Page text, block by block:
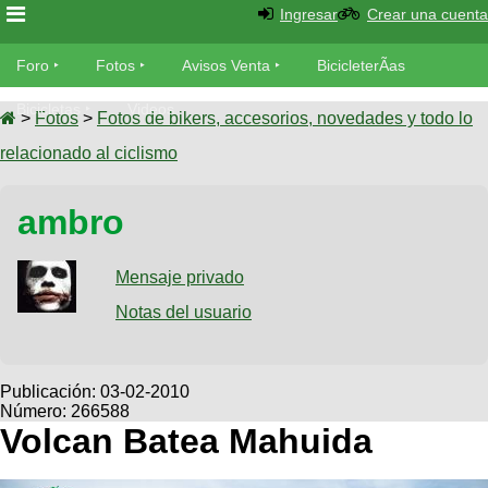
Foro
Foro
TÃ©cnica
Fotos
tu foto
Galeria
XC
Viajes
Descenso
SUBÃ
tu
Buscar
Ultimos
Fotos
BicicleterÃ­
as
Bicicletas
Tandem
Videos
Cicloturismo
Ingresar Crear una cuenta
Foro Fotos Avisos Venta BicicleterÃ­as
Bicicletas Videos
> Fotos > Fotos de bikers, accesorios, novedades y todo lo
relacionado al ciclismo
ambro
Mensaje privado
Notas del usuario
Publicación: 03-02-2010
Número: 266588
Volcan Batea Mahuida